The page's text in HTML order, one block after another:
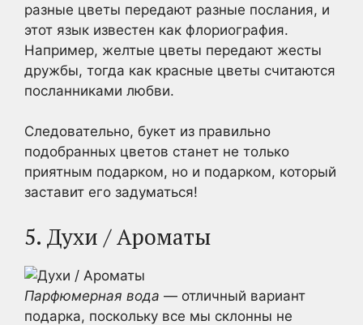
разные цветы передают разные послания, и
этот язык известен как флориография.
Например, желтые цветы передают жесты
дружбы, тогда как красные цветы считаются
посланниками любви.
Следовательно, букет из правильно
подобранных цветов станет не только
приятным подарком, но и подарком, который
заставит его задуматься!
5. Духи / Ароматы
Парфюмерная вода — отличный вариант
подарка, поскольку все мы склонны не